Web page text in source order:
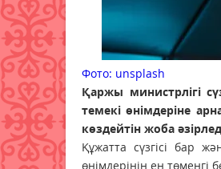
Фото: unsplash
Қаржы министрлігі
темекі өнімдеріне
көздейтін жоба
Құжатта сүзгісі бар
өнімдерінің ең төменгі